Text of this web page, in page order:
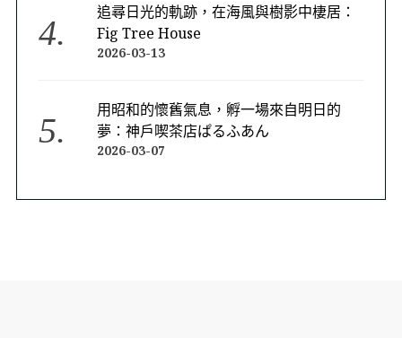
追尋日光的軌跡，在海風與樹影中棲居：
Fig Tree House
2026-03-13
用昭和的懷舊氣息，孵一場來自明日的
夢：神戶喫茶店ぱるふあん
2026-03-07